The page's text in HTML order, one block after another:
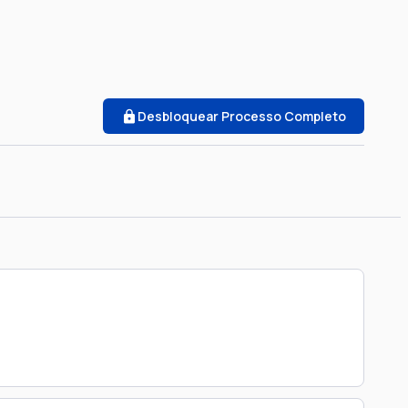
Desbloquear Processo Completo